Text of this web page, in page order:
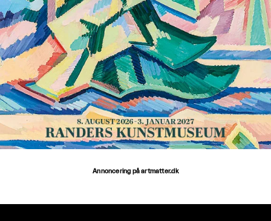
Annoncering på artmatter.dk